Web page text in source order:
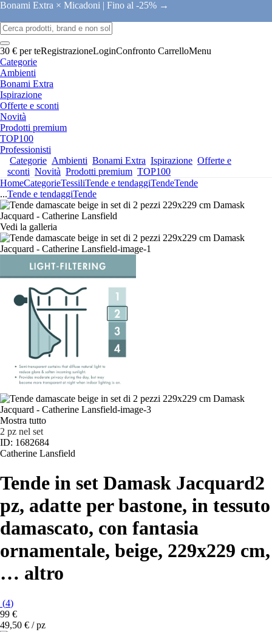
Bonami Extra × Micadoni | Fino al -25% →
30 € per teRegistrazioneLoginConfronto CarrelloMenu
Categorie
Ambienti
Bonami Extra
Ispirazione
Offerte e sconti
Novità
Prodotti premium
TOP100
Professionisti
Categorie Ambienti Bonami Extra Ispirazione Offerte e
sconti Novità Prodotti premium TOP100
HomeCategorieTessiliTende e tendaggiTendeTende
...Tende e tendaggiTende
Vedi la galleria
Mostra tutto
2 pz nel set
ID: 1682684
Catherine Lansfield
Tende in set Damask Jacquard2
pz, adatte per bastone, in tessuto
damascato, con fantasia
ornamentale, beige, 229x229 cm,
… altro
(4)
99 €
49,50 € / pz